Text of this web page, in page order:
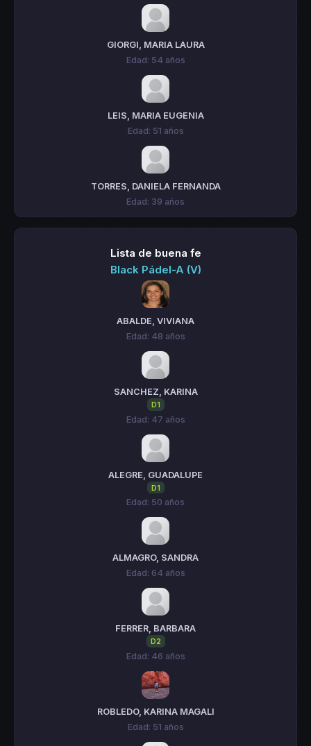
GIORGI, MARIA LAURA
Edad: 54 años
LEIS, MARIA EUGENIA
Edad: 51 años
TORRES, DANIELA FERNANDA
Edad: 39 años
Lista de buena fe
Black Pádel-A (V)
ABALDE, VIVIANA
Edad: 48 años
SANCHEZ, KARINA
D1
Edad: 47 años
ALEGRE, GUADALUPE
D1
Edad: 50 años
ALMAGRO, SANDRA
Edad: 64 años
FERRER, BARBARA
D2
Edad: 46 años
ROBLEDO, KARINA MAGALI
Edad: 51 años